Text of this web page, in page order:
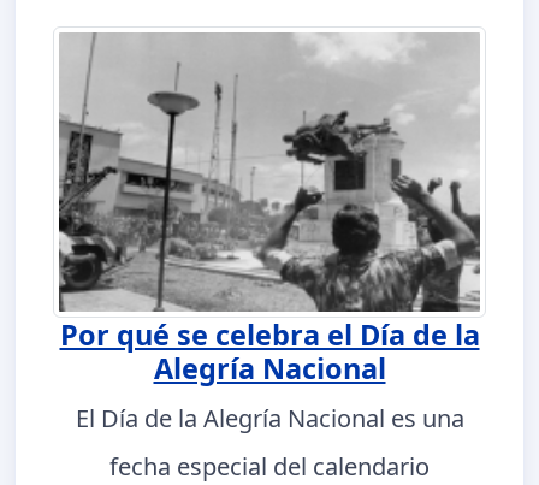
Por qué se celebra el Día de la
Alegría Nacional
El Día de la Alegría Nacional es una
fecha especial del calendario